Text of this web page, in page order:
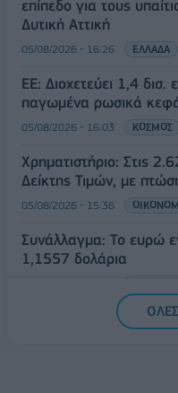
επίπεδο για τους
Δυτική Αττική
05/08/2026 - 16:26 ΕΛΛΑΔΑ
ΕΕ: Διοχετεύει 1,4
παγωμένα ρωσικά
05/08/2026 - 16:03 ΚΟΣΜΟΣ
Χρηματιστήριο: Στις
Δείκτης Τιμών, με
05/08/2026 - 15:36
Συνάλλαγμα: Το ευρώ
1,1557 δολάρια